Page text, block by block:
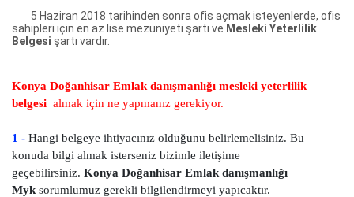
5 Haziran 2018 tarihinden sonra ofis açmak isteyenlerde, ofis
sahipleri için en az lise mezuniyeti şartı ve Mesleki Yeterlilik
Belgesi şartı vardır.
Konya Doğanhisar Emlak danışmanlığı mesleki yeterlilik
belgesi almak için ne yapmanız gerekiyor.
1 - Hangi belgeye ihtiyacınız olduğunu belirlemelisiniz. Bu
konuda bilgi almak isterseniz bizimle iletişime
geçebilirsiniz. Konya Doğanhisar Emlak danışmanlığı
Myk sorumlumuz gerekli bilgilendirmeyi yapıcaktır.